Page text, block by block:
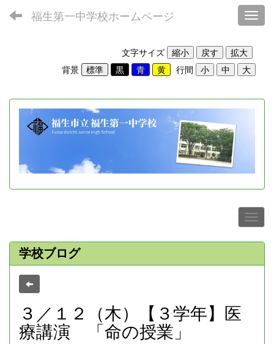
福生第一中学校ホームページ
文字サイズ
背景
行間
学校ブログ
３／１２（木）【３学年】医
療講演 「命の授業」